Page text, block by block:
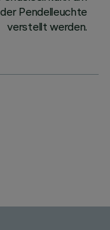
Pendelleuchte
verstellt werden.